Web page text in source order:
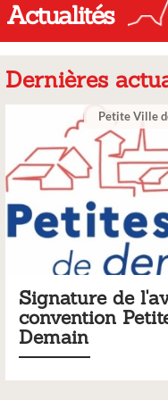
Actualités
Dernières
la
Tarifs